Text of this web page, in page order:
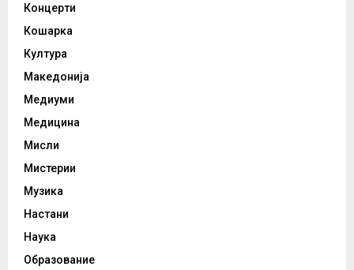
Концерти
Кошарка
Култура
Македонија
Медиуми
Медицина
Мисли
Мистерии
Музика
Настани
Наука
Образование